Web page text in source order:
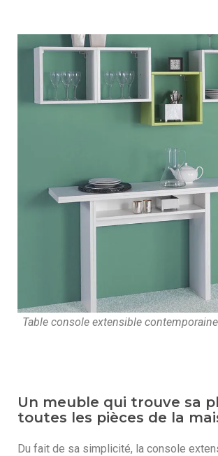
Table console extensible
Un meuble qui trouve sa
toutes les pièces de la
Du fait de sa simplicité, la console